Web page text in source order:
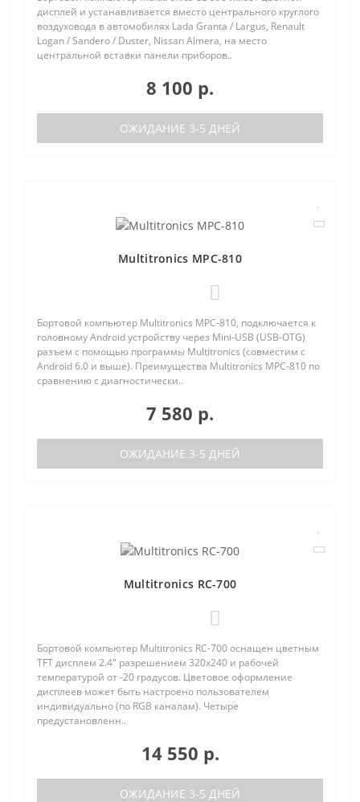
дисплей и устанавливается вместо центрального круглого
воздуховода в автомобилях Lada Granta / Largus, Renault
Logan / Sandero / Duster, Nissan Almera, на место
центральной вставки панели приборов..
8 100 р.
ОЖИДАНИЕ 3-5 ДНЕЙ
Multitronics MPC-810
Бортовой компьютер Multitronics MPC-810, подключается к
головному Android устройству через Mini-USB (USB-OTG)
разъем с помощью программы Multitronics (совместим с
Android 6.0 и выше). Преимущества Multitronics MPC-810 по
сравнению с диагностически..
7 580 р.
ОЖИДАНИЕ 3-5 ДНЕЙ
Multitronics RC-700
Бортовой компьютер Multitronics RC-700 оснащен цветным
TFT дисплем 2.4" разрешением 320х240 и рабочей
температурой от -20 градусов. Цветовое оформление
дисплеев может быть настроено пользователем
индивидуально (по RGB каналам). Четыре
предустановленн..
14 550 р.
ОЖИДАНИЕ 3-5 ДНЕЙ